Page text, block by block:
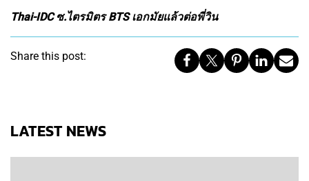
Thai-IDC ซ.ไตรมิตร BTS เอกมัยแล้วต่อพี่วิน
Share this post:
LATEST NEWS